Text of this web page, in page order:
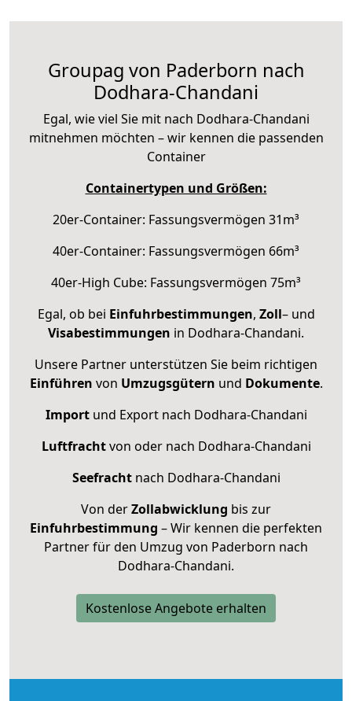
Groupag von Paderborn nach
Dodhara-Chandani
Egal, wie viel Sie mit nach Dodhara-Chandani
mitnehmen möchten – wir kennen die passenden
Container
Containertypen und Größen:
20er-Container: Fassungsvermögen 31m³
40er-Container: Fassungsvermögen 66m³
40er-High Cube: Fassungsvermögen 75m³
Egal, ob bei Einfuhrbestimmungen, Zoll– und
Visabestimmungen in Dodhara-Chandani.
Unsere Partner unterstützen Sie beim richtigen
Einführen von Umzugsgütern und Dokumente.
Importund Export nach Dodhara-Chandani
Luftfrachtvon oder nach Dodhara-Chandani
Seefrachtnach Dodhara-Chandani
Von derZollabwicklung bis zur
Einfuhrbestimmung – Wir kennen die perfekten
Partner für den Umzug von Paderborn nach
Dodhara-Chandani.
Kostenlose Angebote erhalten